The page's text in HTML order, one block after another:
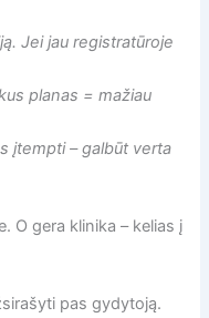
Jei jau registratūroje
planas = mažiau
įtempti – galbūt verta
O gera klinika – kelias į
pas gydytoją.